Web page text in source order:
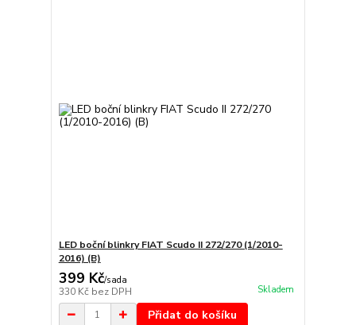
LED boční blinkry FIAT Scudo II 272/270 (1/2010-
2016) (B)
399 Kč/sada
330 Kč bez DPH Skladem
Přidat do košíku